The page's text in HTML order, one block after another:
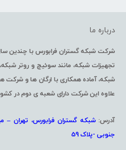
درباره ما
شرکت شبکه گستران فرابورس با چندین
شبکه، آماده همکاری با ارگان ها و
علاوه این شرکت دارای شعبه ی دوم در
آدرس:شبکه گستران فرابورس، تهران –
جنوبی -پلاک 59